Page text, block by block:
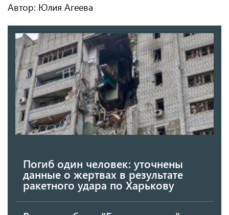
Автор: Юлия Агеева
Погиб один человек: уточнены
данные о жертвах в результате
ракетного удара по Харькову